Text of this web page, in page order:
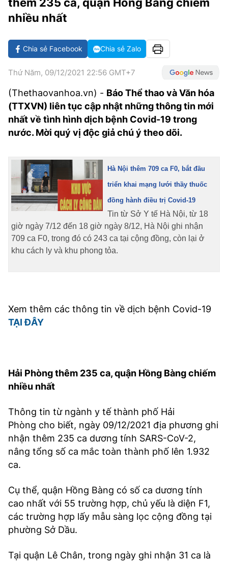
GOLF
CÁC CÚP CHÂU ÂU
VĂN HÓA
GIẢI TRÍ
DIỄN ĐÀN
CÔNG NGHIỆP VĂN HÓA
NHỊP ĐẬP SỨC KHỎE
X-QUANG TIN ĐỒN
VIẾT LẠI ƯỚC MƠ
GIẢI TRÍ
PHIM
ÂM NHẠC
KBIZ
DU LỊCH
TIN TỨC
ĐIỂM ĐẾN
ẢNH
TƯ VẤN
THẾ GIỚI SAO
HIGHTECH
TIÊU ĐIỂM - SPOTLIGHT
BẠN CẦN BIẾT
E-MAGAZINE
ẢNH
TRA CỨU PHƯỜNG XÃ
LIÊN HỆ QUẢNG CÁO
Điện thoại: 024.38254756
MẠNG XÃ HỘI
nhiều nhất
Chia sẻ Facebook Chia sẻ Zalo
Thứ Năm, 09/12/2021 22:56 GMT+7
(Thethaovanhoa.vn) - Báo Thể thao và Văn hóa
(TTXVN) liên tục cập nhật những thông tin mới
nhất về tình hình dịch bệnh Covid-19 trong
nước. Mời quý vị độc giả chú ý theo dõi.
Hà Nội thêm 709 ca F0, bắt đầu
triển khai mạng lưới thầy thuốc
đồng hành điều trị Covid-19
Tin từ Sở Y tế Hà Nội, từ 18
giờ ngày 7/12 đến 18 giờ ngày 8/12, Hà Nội ghi nhận
709 ca F0, trong đó có 243 ca tại cộng đồng, còn lại ở
khu cách ly và khu phong tỏa.
Xem thêm các thông tin về dịch bệnh Covid-19
TẠI ĐÂY
Hải Phòng thêm 235 ca, quận Hồng Bàng chiếm
nhiều nhất
Thông tin từ ngành y tế thành phố Hải
Phòng cho biết, ngày 09/12/2021 địa phương ghi
nhận thêm 235 ca dương tính SARS-CoV-2,
nâng tổng số ca mắc toàn thành phố lên 1.932
ca.
Cụ thể, quận Hồng Bàng có số ca dương tính
cao nhất với 55 trường hợp, chủ yếu là diện F1,
các trường hợp lấy mẫu sàng lọc cộng đồng tại
phường Sở Dầu.
Tại quận Lê Chân, trong ngày ghi nhận 31 ca là